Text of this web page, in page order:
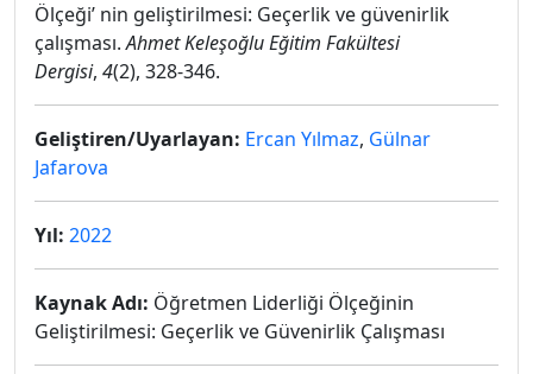
Ölçeği’ nin geliştirilmesi: Geçerlik ve güvenirlik
çalışması.Ahmet Keleşoğlu Eğitim Fakültesi
Dergisi, 4(2), 328-346.
Geliştiren/Uyarlayan: Ercan Yılmaz, Gülnar
Jafarova
Yıl: 2022
Kaynak Adı: Öğretmen Liderliği Ölçeğinin
Geliştirilmesi: Geçerlik ve Güvenirlik Çalışması